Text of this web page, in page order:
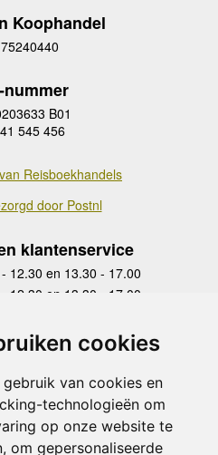
cookies
gebruik van cookies en
technologieën om
op onze website te
om gepersonaliseerde
Koophandel
nummer
B01
545 456
Reisboekhandels
door Postnl
klantenservice
12.30 en 13.30 - 17.00
12.30 en 13.30 - 17.00
- 12.30 en 13.30 - 17.00
12.30 en 13.30 - 17.00
gesloten
gesloten